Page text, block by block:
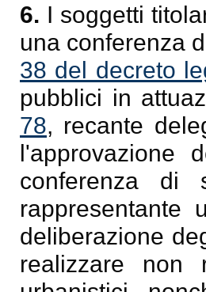
6. I soggetti
una conferenza
38 del decreto
pubblici in
78, recante
conferenza di
deliberazione
realizzare non